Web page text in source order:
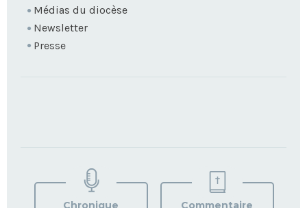
Médias du diocèse
Newsletter
Presse
VOTRE
PAROISSE